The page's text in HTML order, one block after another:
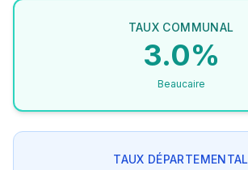
TAUX COMMUNAL
3.0%
Beaucaire
TAUX DÉPARTEMENTAL